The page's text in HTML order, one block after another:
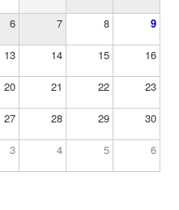
6 7 8 9
13 14 15 16
20 21 22 23
27 28 29 30
3 4 5 6